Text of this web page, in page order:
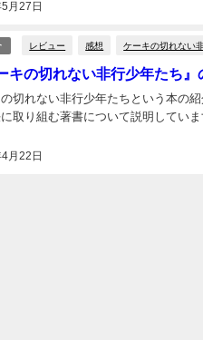
月27日
レビュー 感想 ケーキの切れない
キの切れない非行少年たち』
月22日
切れない非行少年たちという本の
取り組む著書について説明していま